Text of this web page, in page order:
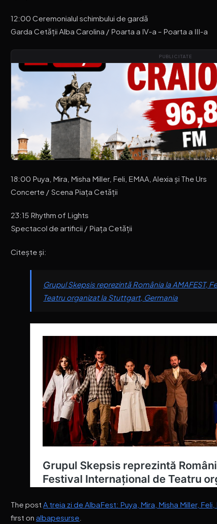
12:00 Ceremonialul schimbului de gardă
Garda Cetății Alba Carolina / Poarta a IV-a – Poarta a III-a
PUBLICITATE
18:00 Puya, Mira, Misha Miller, Feli, EMAA, Alexia și The Urs
Concerte / Scena Piața Cetății
23:15 Rhythm of Lights
Spectacol de artificii / Piața Cetății
Citește și:
Grupul Skepsis reprezintă România la AMAFEST,
Teatru organizat la Stuttgart, Germania
The postA treia zi de AlbaFest: Puya, Mira, Misha Miller, Feli,
first onalbapesurse